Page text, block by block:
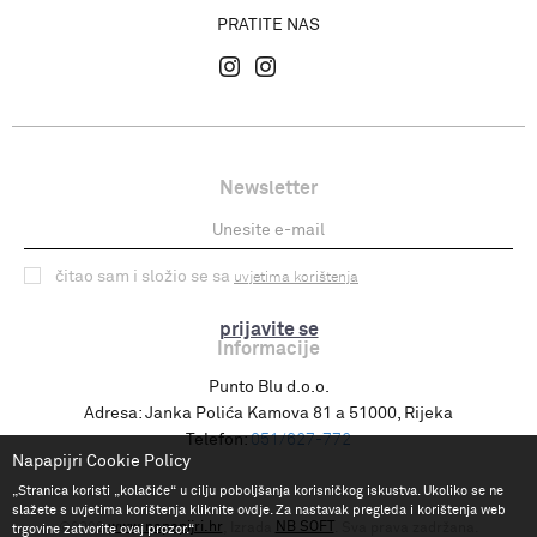
PRATITE NAS
Newsletter
prijavite se
čitao sam i složio se sa uvjetima korištenja
Informacije
Punto Blu d.o.o.
Adresa: Janka Polića Kamova 81 a 51000, Rijeka
Telefon: 051/627-772
©2026www.napapijri.hr NB SOFT
Napapijri Cookie Policy
„Stranica koristi „kolačiće“ u cilju poboljšanja korisničkog iskustva. Ukoliko se ne
slažete s uvjetima korištenja kliknite ovdje. Za nastavak pregleda i korištenja web
trgovine zatvorite ovaj prozor.“